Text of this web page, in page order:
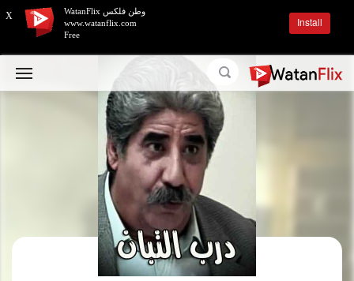
X
وطن فلكس WatanFlix
www.watanflix.com
Free
Install